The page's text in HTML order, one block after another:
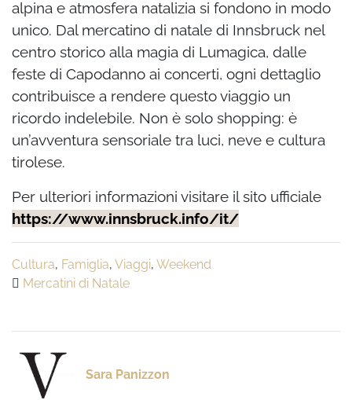
alpina e atmosfera natalizia si fondono in modo
unico. Dal mercatino di natale di Innsbruck nel
centro storico alla magia di Lumagica, dalle
feste di Capodanno ai concerti, ogni dettaglio
contribuisce a rendere questo viaggio un
ricordo indelebile. Non è solo shopping: è
un’avventura sensoriale tra luci, neve e cultura
tirolese.
Per ulteriori informazioni visitare il sito ufficiale
https://www.innsbruck.info/it/
Cultura, Famiglia, Viaggi, Weekend
Mercatini di Natale
Sara Panizzon